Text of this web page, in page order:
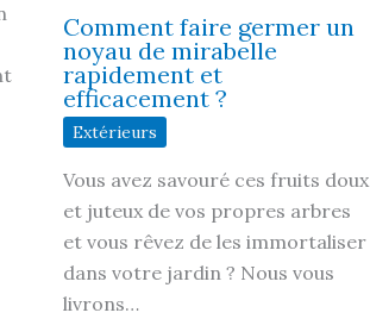
Comment faire germer un
noyau de mirabelle
rapidement et
efficacement ?
Extérieurs
Vous avez savouré ces fruits doux
et juteux de vos propres arbres
et vous rêvez de les immortaliser
dans votre jardin ? Nous vous
livrons…